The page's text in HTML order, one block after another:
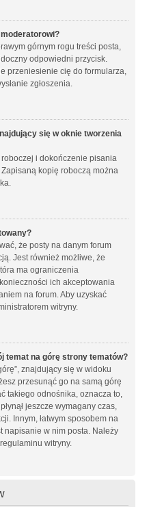
górnym rogu treści posta,
odpowiedni przycisk.
przeniesienie cię do formularza,
zgłoszenia.
się w oknie tworzenia
i dokończenie pisania
kopię roboczą można
że posty na danym forum
Jest również możliwe, że
ma ograniczenia
ich akceptowania
na forum. Aby uzyskać
witryny.
temat na górę strony tematów?
znajdujący się w widoku
przesunąć go na samą górę
takiego odnośnika, oznacza to,
jeszcze wymagany czas,
Innym, łatwym sposobem na
napisanie w nim posta. Należy
witryny.